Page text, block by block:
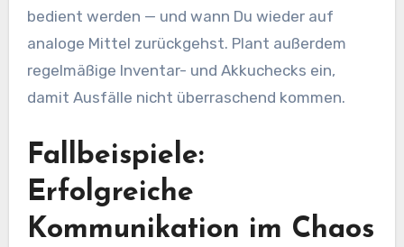
bedient werden — und wann Du wieder auf
analoge Mittel zurückgehst. Plant außerdem
regelmäßige Inventar- und Akkuchecks ein,
damit Ausfälle nicht überraschend kommen.
Fallbeispiele:
Erfolgreiche
Kommunikation im Chaos